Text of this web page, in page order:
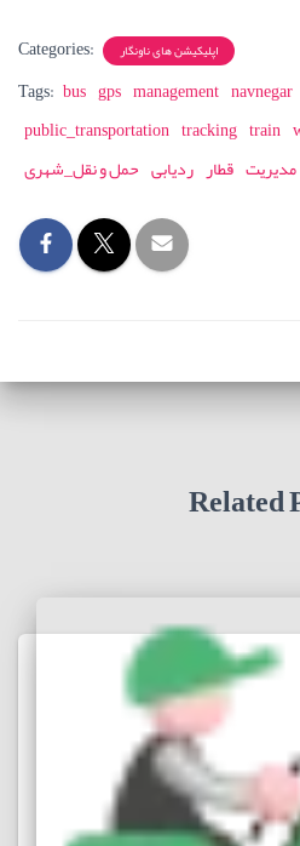
Categories: اپلیکیشن های ناونگار
Tags: bus gps management navnegar
public_transportation tracking train
حمل و نقل_شهری ردیابی قطار مدیریت
Related